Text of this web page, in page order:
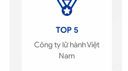
TOP 5
Công ty lữ hành Việt
Nam